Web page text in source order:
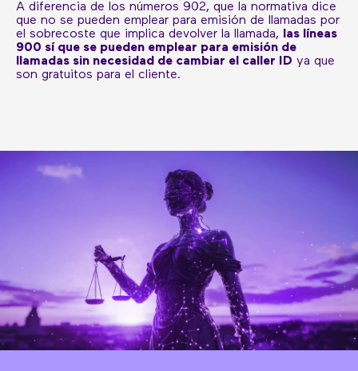
A diferencia de los números 902, que la normativa dice
que no se pueden emplear para emisión de llamadas por
el sobrecoste que implica devolver la llamada, las líneas
900 sí que se pueden emplear para emisión de
llamadas sin necesidad de cambiar el caller ID ya que
son gratuitos para el cliente.